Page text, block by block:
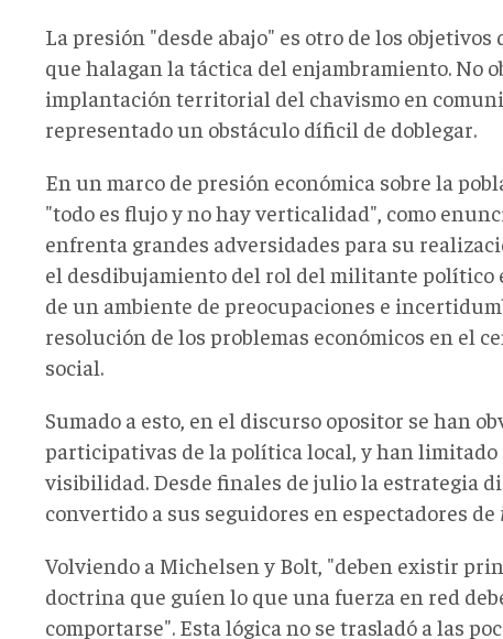
La presión "desde abajo" es otro de los
que halagan la táctica del enjambramiento. No
implantación territorial del chavismo en
representado un obstáculo díficil de doblegar.
En un marco de presión económica sobre la
"todo es flujo y no hay verticalidad", como
enfrenta grandes adversidades para su
el desdibujamiento del rol del militante político
de un ambiente de preocupaciones e
resolución de los problemas económicos en el
social.
Sumado a esto, en el discurso opositor se han
participativas de la política local, y han
visibilidad. Desde finales de julio la estrategia
convertido a sus seguidores en espectadores de
Volviendo a Michelsen y Bolt, "deben existir
doctrina que guíen lo que una fuerza en red
comportarse". Esta lógica no se trasladó a las